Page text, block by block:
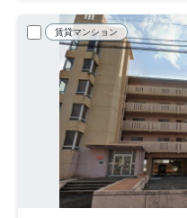
賃貸マンション